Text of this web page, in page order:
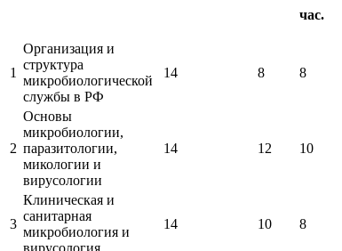
час.
1
Организация и
структура
микробиологической
службы в РФ
14 8 8
2
Основы
микробиологии,
паразитологии,
микологии и
вирусологии
14 12 10
3
Клиническая и
санитарная
микробиология и
14 10 8